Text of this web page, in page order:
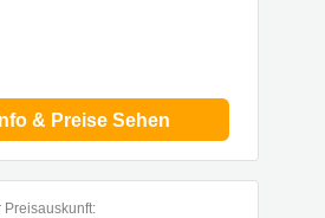
Info & Preise Sehen
Preisauskunft: